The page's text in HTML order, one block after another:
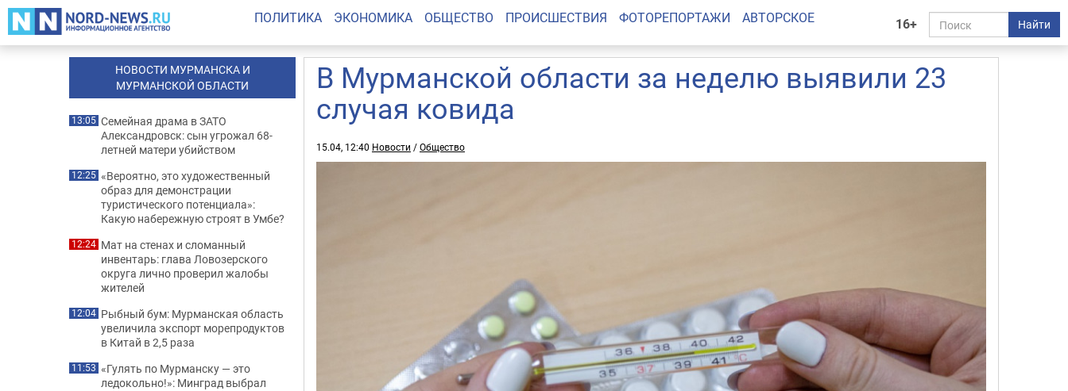
16+ Найти
ПОЛИТИКА ЭКОНОМИКА ОБЩЕСТВО ПРОИСШЕСТВИЯ ФОТОРЕПОРТАЖИ АВТОРСКОЕ
В Мурманской области за неделю выявили 23
случая ковида
15.04, 12:40 Новости /Общество
НОВОСТИ МУРМАНСКА И
МУРМАНСКОЙ ОБЛАСТИ
13:05 Семейная драма в ЗАТО
Александровск: сын угрожал 68-
летней матери убийством
12:25 «Вероятно, это художественный
образ для демонстрации
туристического потенциала»:
Какую набережную строят в Умбе?
12:24 Мат на стенах и сломанный
инвентарь: глава Ловозерского
округа лично проверил жалобы
жителей
12:04 Рыбный бум: Мурманская область
увеличила экспорт морепродуктов
в Китай в 2,5 раза
11:53 «Гулять по Мурманску — это
ледокольно!»: Минград выбрал